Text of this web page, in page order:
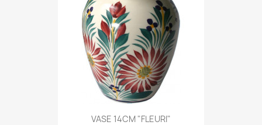
VASE 14CM "FLEURI"